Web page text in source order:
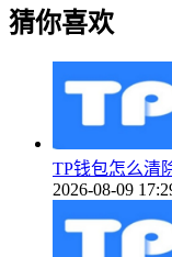
猜你喜欢
TP钱包怎么清
2026-08-09